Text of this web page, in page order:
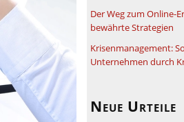
Der Weg zum Online-
bewährte Strategien
Krisenmanagement:
Unternehmen durch
Neue Urteile